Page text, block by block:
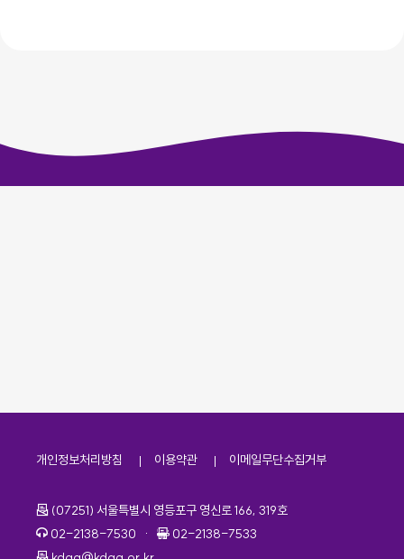
개인정보처리방침 이용약관 이메일무단수집거부
주소
(07251) 서울특별시 영등포구 영신로 166, 319호
전화번호
02-2138-7530 · 팩스번호
02-2138-7533